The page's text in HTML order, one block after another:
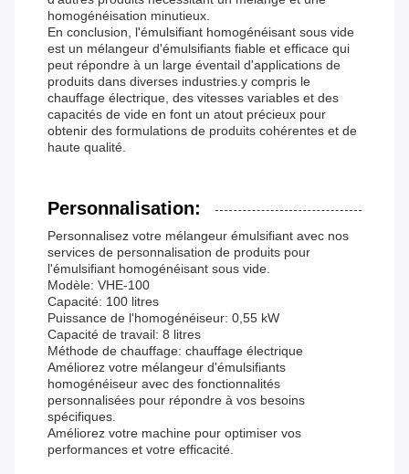
homogénéisation minutieux.
En conclusion, l'émulsifiant homogénéisant sous vide
est un mélangeur d'émulsifiants fiable et efficace qui
peut répondre à un large éventail d'applications de
produits dans diverses industries.y compris le
chauffage électrique, des vitesses variables et des
capacités de vide en font un atout précieux pour
obtenir des formulations de produits cohérentes et de
haute qualité.
Personnalisation:
Personnalisez votre mélangeur émulsifiant avec nos
services de personnalisation de produits pour
l'émulsifiant homogénéisant sous vide.
Modèle: VHE-100
Capacité: 100 litres
Puissance de l'homogénéiseur: 0,55 kW
Capacité de travail: 8 litres
Méthode de chauffage: chauffage électrique
Améliorez votre mélangeur d'émulsifiants
homogénéiseur avec des fonctionnalités
personnalisées pour répondre à vos besoins
spécifiques.
Améliorez votre machine pour optimiser vos
performances et votre efficacité.